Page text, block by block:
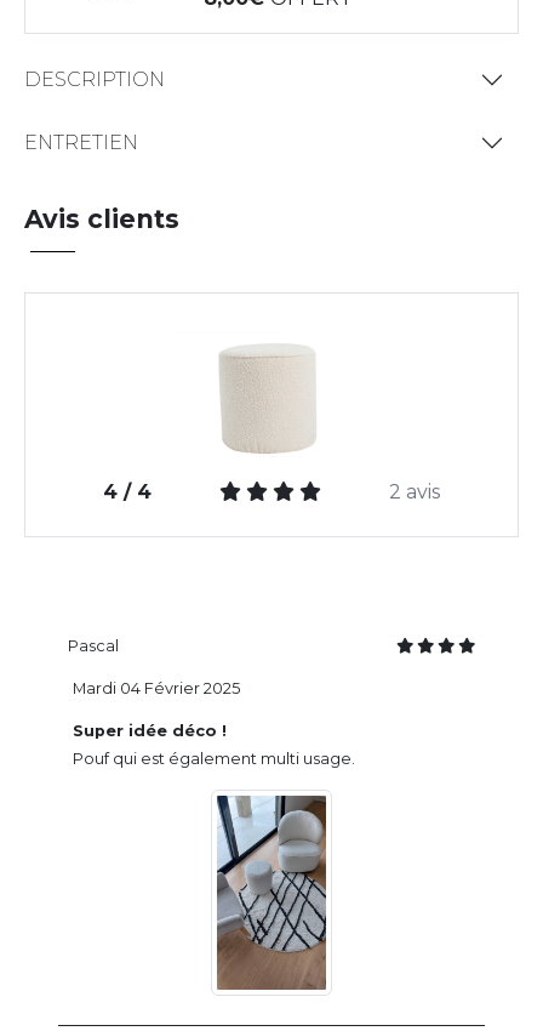
DESCRIPTION
ENTRETIEN
Avis clients
4 / 4 2 avis
Pascal
Super idée déco !
Pouf qui est également multi usage.
Mardi 04 Février 2025